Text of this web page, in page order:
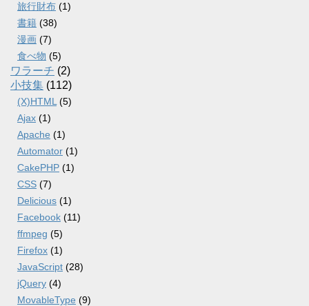
旅行財布 (1)
書籍 (38)
漫画 (7)
食べ物 (5)
ワラーチ (2)
小技集 (112)
(X)HTML (5)
Ajax (1)
Apache (1)
Automator (1)
CakePHP (1)
CSS (7)
Delicious (1)
Facebook (11)
ffmpeg (5)
Firefox (1)
JavaScript (28)
jQuery (4)
MovableType (9)